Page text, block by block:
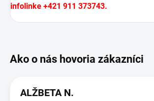
infolinke +421 911 373743.
ALŽBETA N.